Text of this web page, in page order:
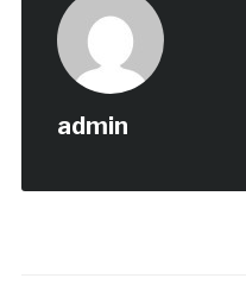
admin